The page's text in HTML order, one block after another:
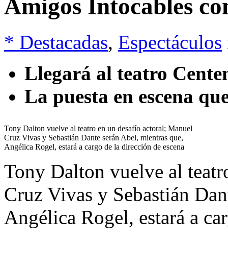
Amigos Intocables
* Destacadas, Espectáculos
Llegará al teatro
La puesta en escena
Tony Dalton vuelve al teatro en un desafío actoral; Manuel
Cruz Vivas y Sebastián Dante serán Abel, mientras que,
Angélica Rogel, estará a cargo de la dirección de escena
Tony Dalton vuelve al
Cruz Vivas y Sebastián
Angélica Rogel, estará a